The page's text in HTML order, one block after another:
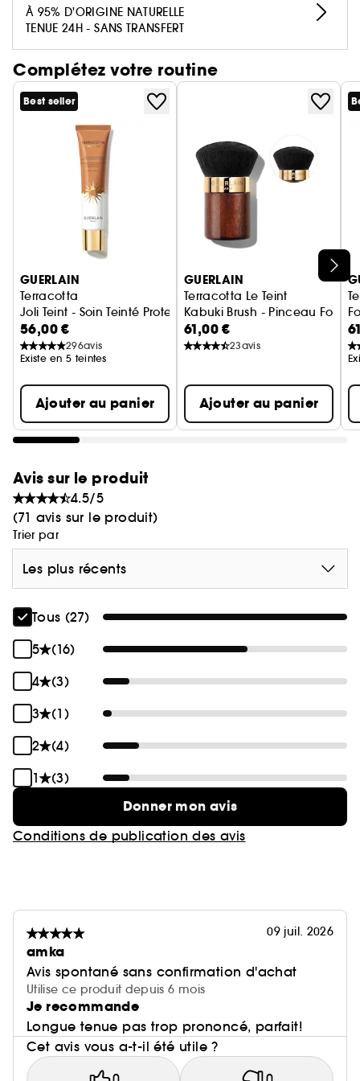
Infusée d'huile d'argan naturelle, aux vertus
hydratantes, la poudre offre une tenue longue
durée et un confort absolu toute la journée.
¹Selon la norme ISO 16128. Les 4% restants
contribuent à l'intégrité et à la sensorialité.
À 95% D'ORIGINE NATURELLE
TENUE 24H - SANS TRANSFERT
Complétez votre routine
Best seller
GUERLAIN
Terracotta
Joli Teint - Soin Teinté Protecteur - Effet Bonne Mine
56,00 €
296avis
Existe en 5 teintes
Ajouter au panier
GUERLAIN
Terracotta Le Teint
Kabuki Brush - Pinceau Fond
61,00 €
23avis
Ajouter au panier
Avis sur le produit
4.5/5
(71 avis sur le produit)
Trier par
Les plus récents
Tous (27)
5
(16)
4
(3)
3
(1)
2
(4)
1
(3)
Donner mon avis
Conditions de publication des avis
09 juil. 2026
amka
Avis spontané sans confirmation d'achat
Utilise ce produit depuis 6 mois
Je recommande
Longue tenue pas trop prononcé, parfait!
Cet avis vous a-t-il été utile ?